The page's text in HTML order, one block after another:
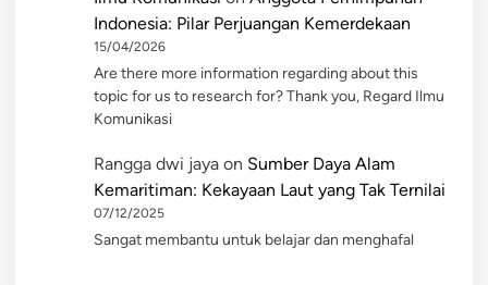
Indonesia: Pilar Perjuangan Kemerdekaan
15/04/2026
Are there more information regarding about this
topic for us to research for? Thank you, Regard Ilmu
Komunikasi
Rangga dwi jaya on Sumber Daya Alam
Kemaritiman: Kekayaan Laut yang Tak Ternilai
07/12/2025
Sangat membantu untuk belajar dan menghafal